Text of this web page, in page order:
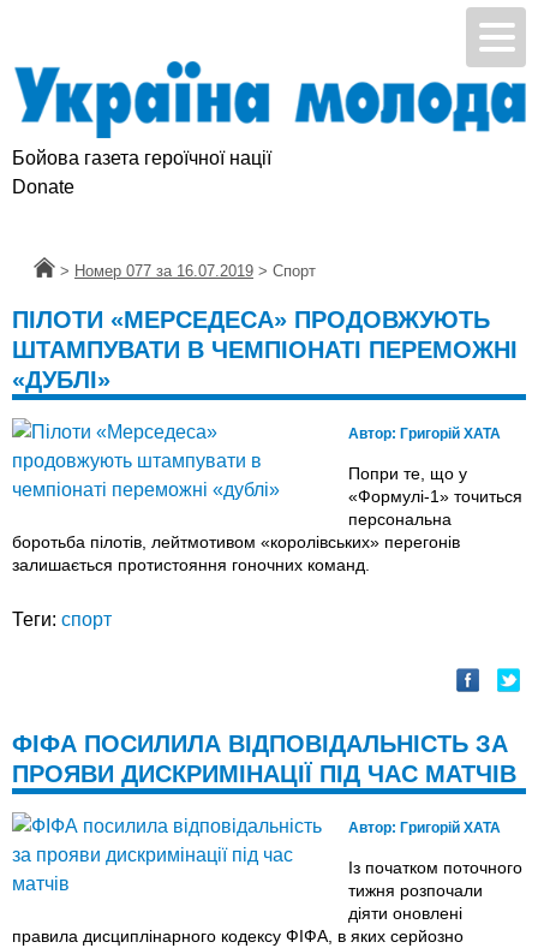
Бойова газета героїчної нації
Donate
Головна
> Номер 077 за 16.07.2019 > Спорт
ПІЛОТИ «МЕРСЕДЕСА» ПРОДОВЖУЮТЬ
ШТАМПУВАТИ В ЧЕМПІОНАТІ ПЕРЕМОЖНІ
«ДУБЛІ»
Автор: Григорій ХАТА
Попри те, що у
«Формулі-1» точиться
персональна
боротьба пілотів, лейтмотивом «королівських» перегонів
залишається протистояння гоночних команд.
Теги: спорт
ФІФА ПОСИЛИЛА ВІДПОВІДАЛЬНІСТЬ ЗА
ПРОЯВИ ДИСКРИМІНАЦІЇ ПІД ЧАС МАТЧІВ
Автор: Григорій ХАТА
Із початком поточного
тижня розпочали
діяти оновлені
правила дисциплінарного кодексу ФІФА, в яких серйозно